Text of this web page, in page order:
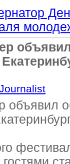
объявил